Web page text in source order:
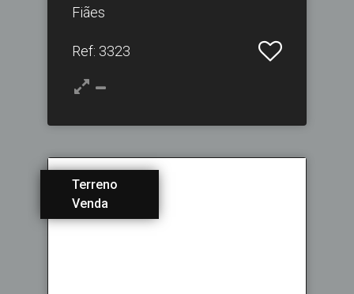
Fiães
Ref: 3323
Terreno
Venda